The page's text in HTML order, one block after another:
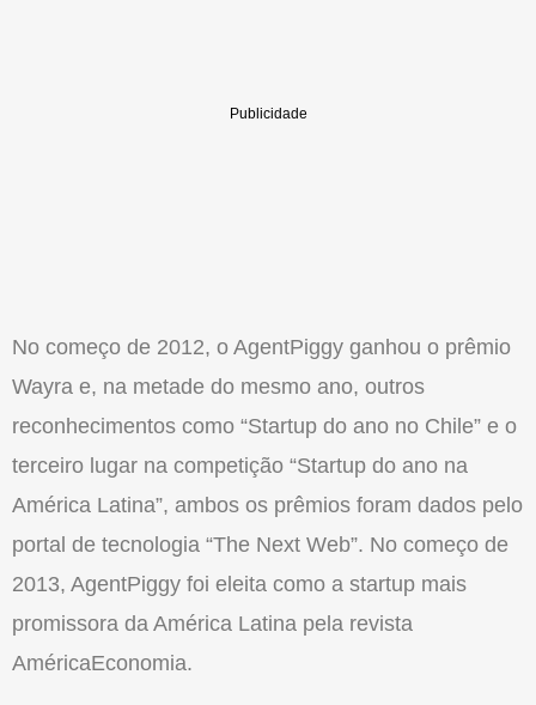
No começo de 2012, o AgentPiggy ganhou o prêmio
Wayra e, na metade do mesmo ano, outros
reconhecimentos como “Startup do ano no Chile” e o
terceiro lugar na competição “Startup do ano na
América Latina”, ambos os prêmios foram dados pelo
portal de tecnologia “The Next Web”. No começo de
2013, AgentPiggy foi eleita como a startup mais
promissora da América Latina pela revista
AméricaEconomia.